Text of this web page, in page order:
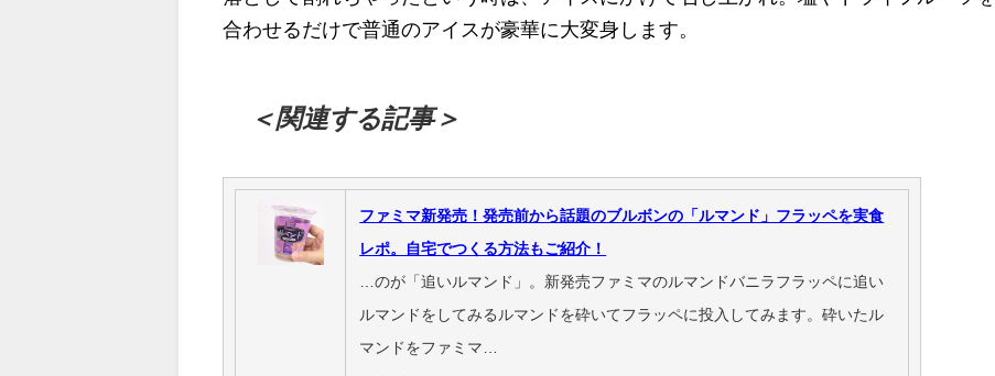
合わせるだけで普通のアイスが豪華に大変身します。
＜関連する記事＞
ファミマ新発売！発売前から話題のブルボンの「ルマンド」フラッペを実食
レポ。自宅でつくる方法もご紹介！
…のが「追いルマンド」。新発売ファミマのルマンドバニラフラッペに追い
ルマンドをしてみるルマンドを砕いてフラッペに投入してみます。砕いたル
マンドをファミマ…